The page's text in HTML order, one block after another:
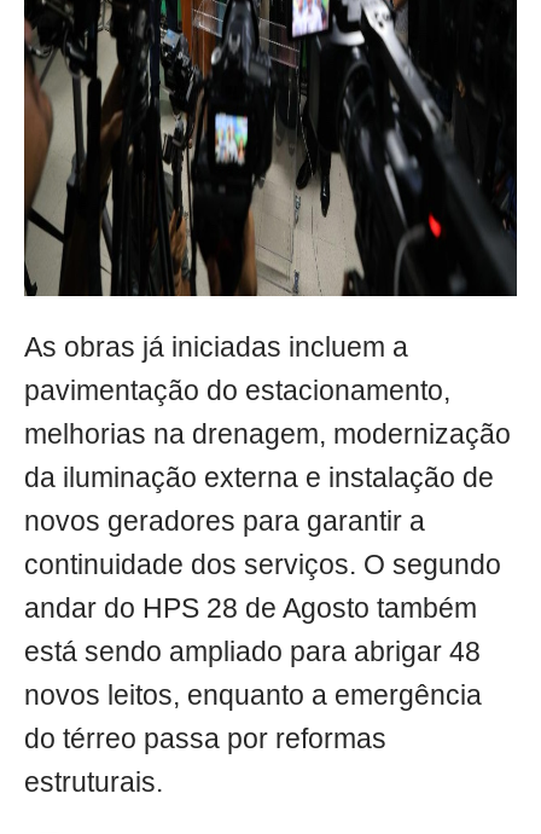
As obras já iniciadas incluem a
pavimentação do estacionamento,
melhorias na drenagem, modernização
da iluminação externa e instalação de
novos geradores para garantir a
continuidade dos serviços. O segundo
andar do HPS 28 de Agosto também
está sendo ampliado para abrigar 48
novos leitos, enquanto a emergência
do térreo passa por reformas
estruturais.